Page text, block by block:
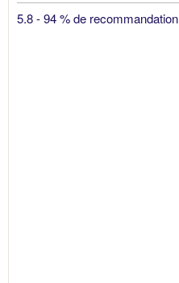
5.8 - 94 % de recommandation